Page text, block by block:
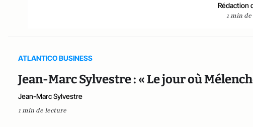
Rédaction
1 min
ATLANTICO BUSINESS
Jean-Marc Sylvestre : « Le jour où
Jean-Marc Sylvestre
1 min de lecture